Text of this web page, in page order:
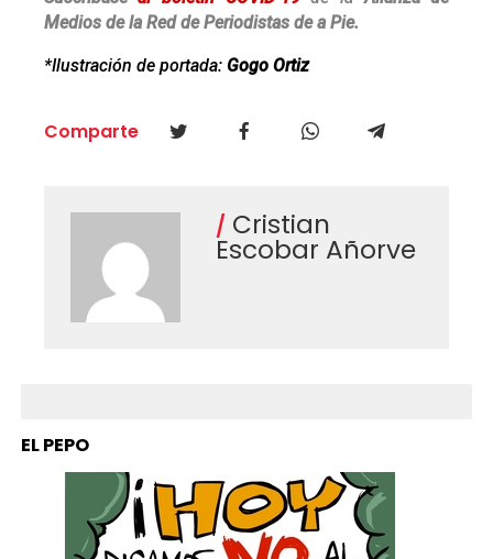
Medios de la Red de Periodistas de a Pie.
*Ilustración de portada: Gogo Ortiz
Comparte
Cristian
Escobar Añorve
EL PEPO